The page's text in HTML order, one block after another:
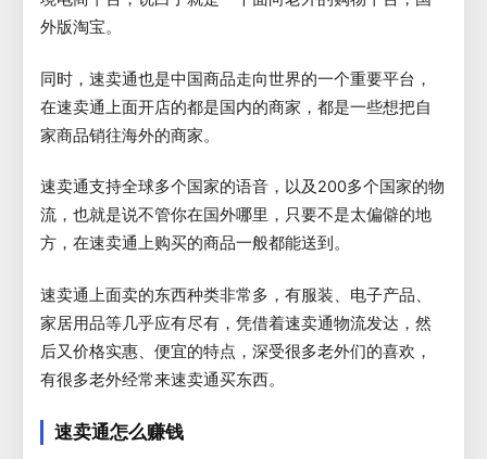
外版淘宝。
同时，速卖通也是中国商品走向世界的一个重要平台，
在速卖通上面开店的都是国内的商家，都是一些想把自
家商品销往海外的商家。
速卖通支持全球多个国家的语音，以及200多个国家的物
流，也就是说不管你在国外哪里，只要不是太偏僻的地
方，在速卖通上购买的商品一般都能送到。
速卖通上面卖的东西种类非常多，有服装、电子产品、
家居用品等几乎应有尽有，凭借着速卖通物流发达，然
后又价格实惠、便宜的特点，深受很多老外们的喜欢，
有很多老外经常来速卖通买东西。
速卖通怎么赚钱